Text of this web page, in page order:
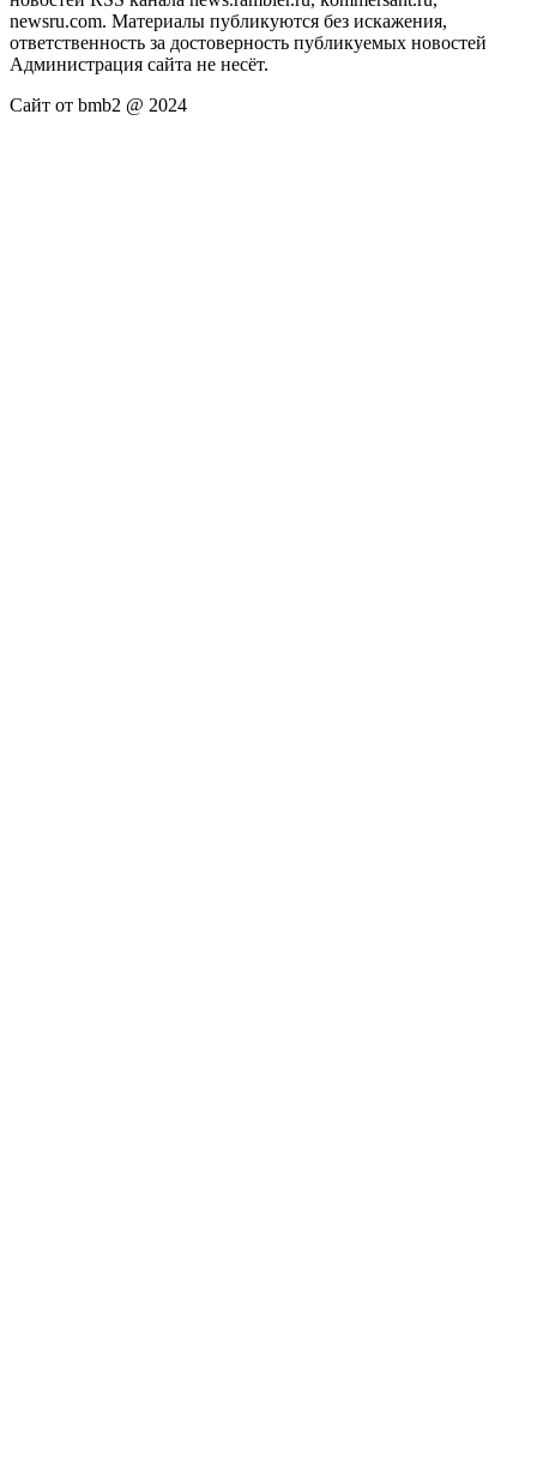
newsru.com. Материалы публикуются без искажения,
ответственность за достоверность публикуемых новостей
Администрация сайта не несёт.
Сайт от bmb2 @ 2024